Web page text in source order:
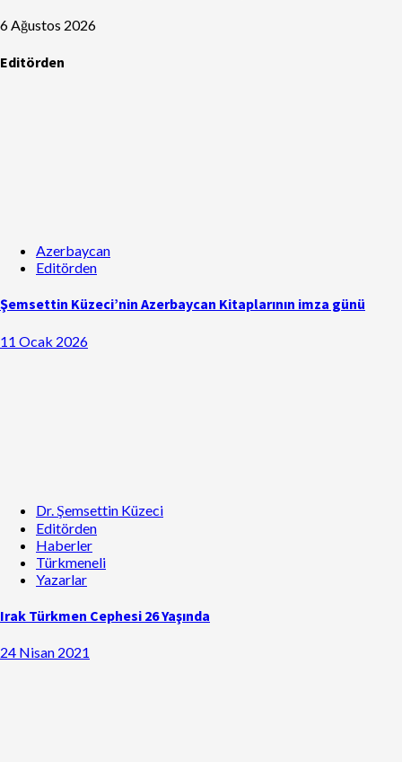
6 Ağustos 2026
Editörden
Azerbaycan
Editörden
Şemsettin Küzeci’nin Azerbaycan Kitaplarının imza günü
11 Ocak 2026
Dr. Şemsettin Küzeci
Editörden
Haberler
Türkmeneli
Yazarlar
Irak Türkmen Cephesi 26 Yaşında
24 Nisan 2021